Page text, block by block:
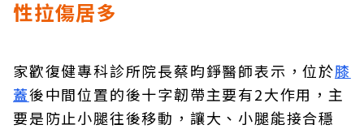
性拉傷居多
家歡復健專科診所院長蔡昀錚醫師表示，位於膝
蓋後中間位置的後十字韌帶主要有2大作用，主
要是防止小腿往後移動，讓大、小腿能接合穩